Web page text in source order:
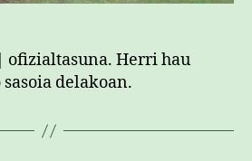
ofizialtasuna. Herri hau
delakoan.